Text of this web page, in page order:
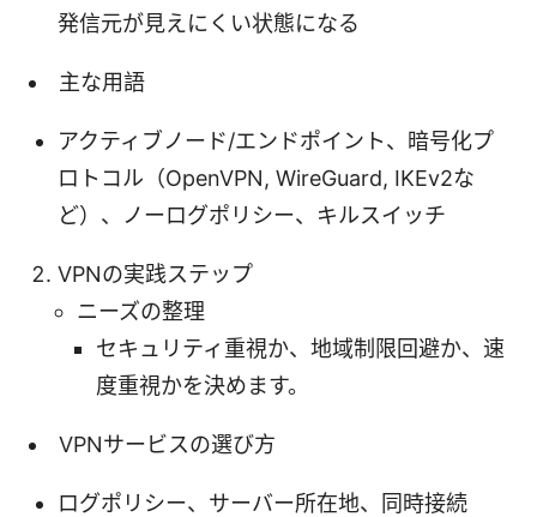
発信元が見えにくい状態になる
主な用語
アクティブノード/エンドポイント、暗号化プ
ロトコル（OpenVPN, WireGuard, IKEv2な
ど）、ノーログポリシー、キルスイッチ
VPNの実践ステップ
ニーズの整理
セキュリティ重視か、地域制限回避か、速
度重視かを決めます。
VPNサービスの選び方
ログポリシー、サーバー所在地、同時接続